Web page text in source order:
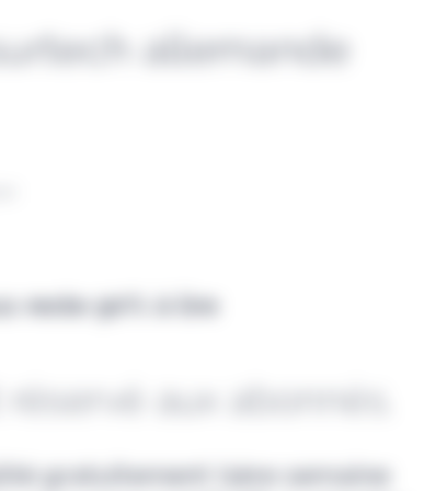
allemande
reste 90% à lire
réservé aux abonnés.
gratuitement (1ère semaine